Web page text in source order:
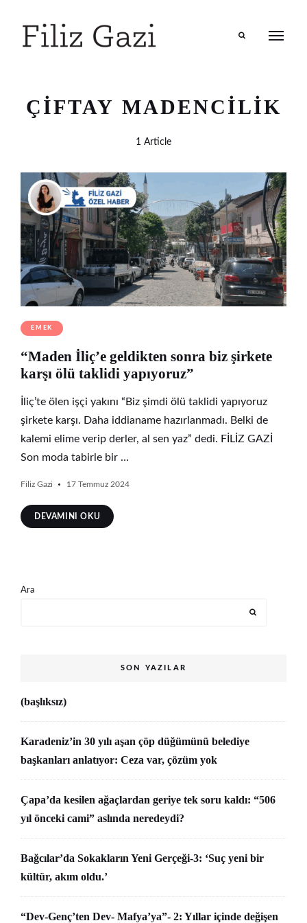
ÇIFTAY MADENCILIK
1 Article
EMEK
“Maden İliç’e geldikten sonra biz şirkete
karşı ölü taklidi yapıyoruz”
İliç’te ölen işçi yakını “Biz şimdi ölü taklidi yapıyoruz
şirkete karşı. Daha iddianame hazırlanmadı. Belki de
kalemi elime verip derler, al sen yaz” dedi. FİLİZ GAZİ
Son moda tabirle bir …
Filiz Gazi 17 Temmuz 2024
DEVAMINI OKU
Ara
SON YAZILAR
(başlıksız)
Karadeniz’in 30 yılı aşan çöp düğümünü belediye
başkanları anlatıyor: Ceza var, çözüm yok
Çapa’da kesilen ağaçlardan geriye tek soru kaldı: “506
yıl önceki cami” aslında neredeydi?
Bağcılar’da Sokakların Yeni Gerçeği-3: ‘Suç yeni bir
kültür, akım oldu.’
“Dev-Genç’ten Dev- Mafya’ya”- 2: Yıllar içinde değişen